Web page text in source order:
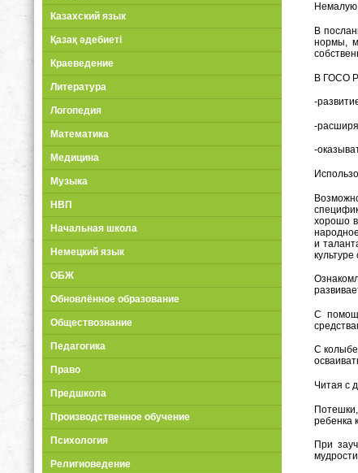
Казахский язык
Қазақ әдебиеті
Краеведение
Литература
Логопедия
Математика
Медицина
Музыка
НВП
Начальная школа
Немецкий язык
ОБЖ
Обновлённое образование
Обществознание
Педагогика
Право
Предшкола
Производственное обучение
Психология
Религиоведение
Немалую
В
нормы,
В ГОСО
-
-
-
хорошо
и
С
С
Читая с
ребенка
При